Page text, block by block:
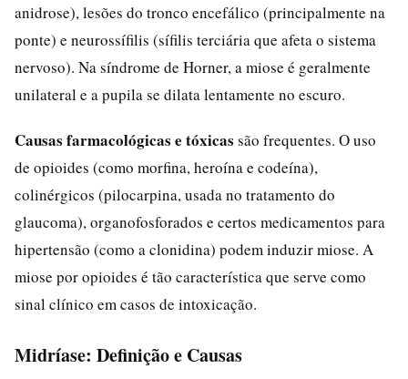
anidrose), lesões do tronco encefálico (principalmente na
ponte) e neurossífilis (sífilis terciária que afeta o sistema
nervoso). Na síndrome de Horner, a miose é geralmente
unilateral e a pupila se dilata lentamente no escuro.
Causas farmacológicas e tóxicas são frequentes. O uso
de opioides (como morfina, heroína e codeína),
colinérgicos (pilocarpina, usada no tratamento do
glaucoma), organofosforados e certos medicamentos para
hipertensão (como a clonidina) podem induzir miose. A
miose por opioides é tão característica que serve como
sinal clínico em casos de intoxicação.
Midríase: Definição e Causas